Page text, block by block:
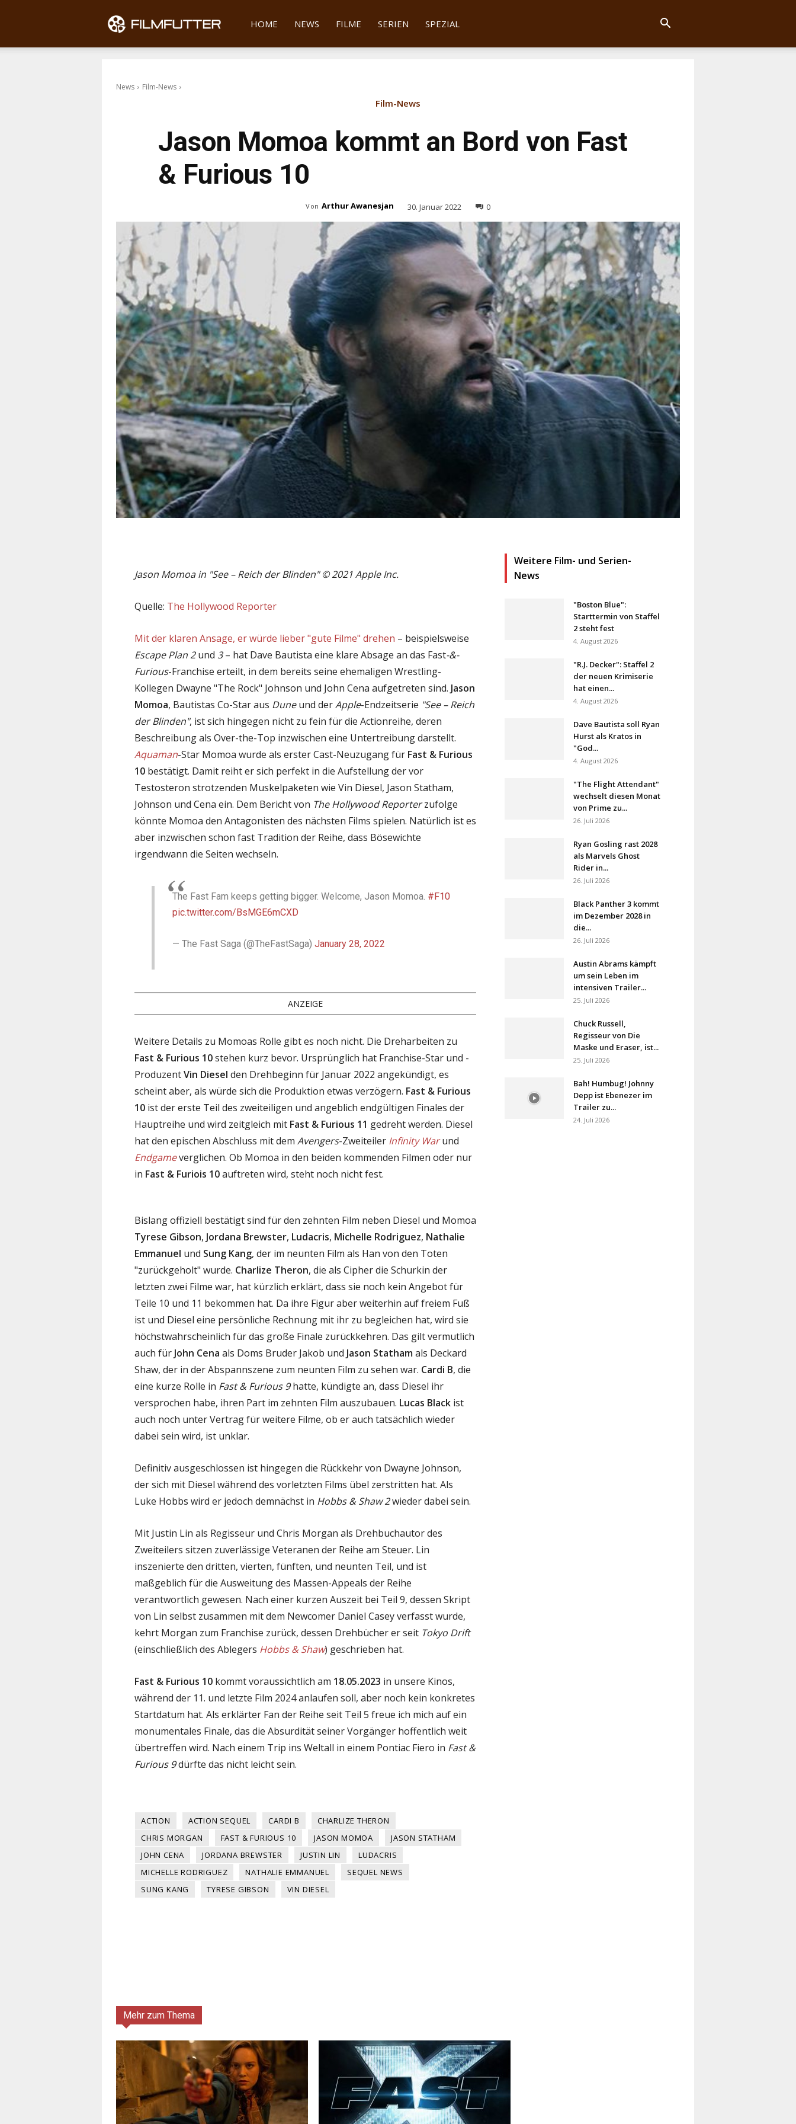
Filmfutter
HOME NEWS FILME SERIEN SPEZIAL
News Film-News
Film-News
Jason Momoa kommt an Bord von Fast
& Furious 10
Von Arthur Awanesjan 30. Januar 2022 0
Jason Momoa in "See – Reich der Blinden" © 2021 Apple Inc.
Quelle: The Hollywood Reporter
Mit der klaren Ansage, er würde lieber "gute Filme" drehen – beispielsweise
Escape Plan 2und 3– hat Dave Bautista eine klare Absage an das Fast-&-
Furious-Franchise erteilt, in dem bereits seine ehemaligen Wrestling-
Kollegen Dwayne "The Rock" Johnson und John Cena aufgetreten sind. Jason
Momoa, Bautistas Co-Star aus Duneund derApple-Endzeitserie "See – Reich
der Blinden", ist sich hingegen nicht zu fein für die Actionreihe, deren
Beschreibung als Over-the-Top inzwischen eine Untertreibung darstellt.
Aquaman-Star Momoa wurde als erster Cast-Neuzugang für Fast & Furious
10 bestätigt. Damit reiht er sich perfekt in die Aufstellung der vor
Testosteron strotzenden Muskelpaketen wie Vin Diesel, Jason Statham,
Johnson und Cena ein. Dem Bericht von The Hollywood Reporterzufolge
könnte Momoa den Antagonisten des nächsten Films spielen. Natürlich ist es
aber inzwischen schon fast Tradition der Reihe, dass Bösewichte
irgendwann die Seiten wechseln.
The Fast Fam keeps getting bigger. Welcome, Jason Momoa. #F10
pic.twitter.com/BsMGE6mCXD
— The Fast Saga (@TheFastSaga) January 28, 2022
ANZEIGE
Weitere Details zu Momoas Rolle gibt es noch nicht. Die Dreharbeiten zu
Fast & Furious 10stehen kurz bevor. Ursprünglich hat Franchise-Star und -
ProduzentVin Diesel den Drehbeginn für Januar 2022 angekündigt, es
scheint aber, als würde sich die Produktion etwas verzögern. Fast & Furious
10 ist der erste Teil des zweiteiligen und angeblich endgültigen Finales der
Hauptreihe und wird zeitgleich mit Fast & Furious 11 gedreht werden. Diesel
hat den epischen Abschluss mit dem Avengers-Zweiteiler Infinity Warund
Endgameverglichen. Ob Momoa in den beiden kommenden Filmen oder nur
in Fast & Furiois 10auftreten wird, steht noch nicht fest.
Bislang offiziell bestätigt sind für den zehnten Film neben Diesel und Momoa
Tyrese Gibson, Jordana Brewster, Ludacris, Michelle Rodriguez, Nathalie
Emmanuel und Sung Kang, der im neunten Film als Han von den Toten
"zurückgeholt" wurde. Charlize Theron, die als Cipher die Schurkin der
letzten zwei Filme war, hat kürzlich erklärt, dass sie noch kein Angebot für
Teile 10 und 11 bekommen hat. Da ihre Figur aber weiterhin auf freiem Fuß
ist und Diesel eine persönliche Rechnung mit ihr zu begleichen hat, wird sie
höchstwahrscheinlich für das große Finale zurückkehren. Das gilt vermutlich
auch für John Cena als Doms Bruder Jakob und Jason Stathamals Deckard
Shaw, der in der Abspannszene zum neunten Film zu sehen war. Cardi B, die
eine kurze Rolle in Fast & Furious 9hatte, kündigte an, dass Diesel ihr
versprochen habe, ihren Part im zehnten Film auszubauen. Lucas Black ist
auch noch unter Vertrag für weitere Filme, ob er auch tatsächlich wieder
dabei sein wird, ist unklar.
Definitiv ausgeschlossen ist hingegen die Rückkehr von Dwayne Johnson,
der sich mit Diesel während des vorletzten Films übel zerstritten hat. Als
Luke Hobbs wird er jedoch demnächst in Hobbs & Shaw 2wieder dabei sein.
Mit Justin Lin als Regisseur und Chris Morgan als Drehbuchautor des
Zweiteilers sitzen zuverlässige Veteranen der Reihe am Steuer. Lin
inszenierte den dritten, vierten, fünften, und neunten Teil, und ist
maßgeblich für die Ausweitung des Massen-Appeals der Reihe
verantwortlich gewesen. Nach einer kurzen Auszeit bei Teil 9, dessen Skript
von Lin selbst zusammen mit dem Newcomer Daniel Casey verfasst wurde,
kehrt Morgan zum Franchise zurück, dessen Drehbücher er seit Tokyo Drift
(einschließlich des Ablegers Hobbs & Shaw) geschrieben hat.
Fast & Furious 10 kommt voraussichtlich am 18.05.2023 in unsere Kinos,
während der 11. und letzte Film 2024 anlaufen soll, aber noch kein konkretes
Startdatum hat. Als erklärter Fan der Reihe seit Teil 5 freue ich mich auf ein
monumentales Finale, das die Absurdität seiner Vorgänger hoffentlich weit
übertreffen wird. Nach einem Trip ins Weltall in einem Pontiac Fiero in Fast &
Furious 9dürfte das nicht leicht sein.
ACTION ACTION SEQUEL CARDI B
CHARLIZE THERON
CHRIS MORGAN
FAST & FURIOUS 10 JASON MOMOA
JASON STATHAM
JOHN CENA
JORDANA BREWSTER JUSTIN LIN
LUDACRIS
MICHELLE RODRIGUEZ
NATHALIE EMMANUEL
SEQUEL NEWS
SUNG KANG
TYRESE GIBSON VIN DIESEL
Weitere Film- und Serien-
News
"Boston Blue":
Starttermin von Staffel
2 steht fest
4. August 2026
"R.J. Decker": Staffel 2
der neuen Krimiserie
hat einen...
4. August 2026
Dave Bautista soll Ryan
Hurst als Kratos in
"God...
4. August 2026
"The Flight Attendant"
wechselt diesen Monat
von Prime zu...
26. Juli 2026
Ryan Gosling rast 2028
als Marvels Ghost
Rider in...
26. Juli 2026
Black Panther 3 kommt
im Dezember 2028 in
die...
26. Juli 2026
Austin Abrams kämpft
um sein Leben im
intensiven Trailer...
25. Juli 2026
Chuck Russell,
Regisseur von Die
Maske und Eraser, ist...
25. Juli 2026
Bah! Humbug! Johnny
Depp ist Ebenezer im
Trailer zu...
24. Juli 2026
Mehr zum Thema